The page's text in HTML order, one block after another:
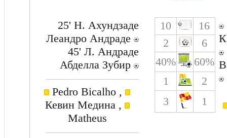
25' Н. Ахундзаде
Леандро Андраде
45' Л. Андраде
Абделла Зубир
Pedro Bicalho ,
Кевин Медина ,
Matheus
10
16
2
6
40%
60%
1
2
3
1